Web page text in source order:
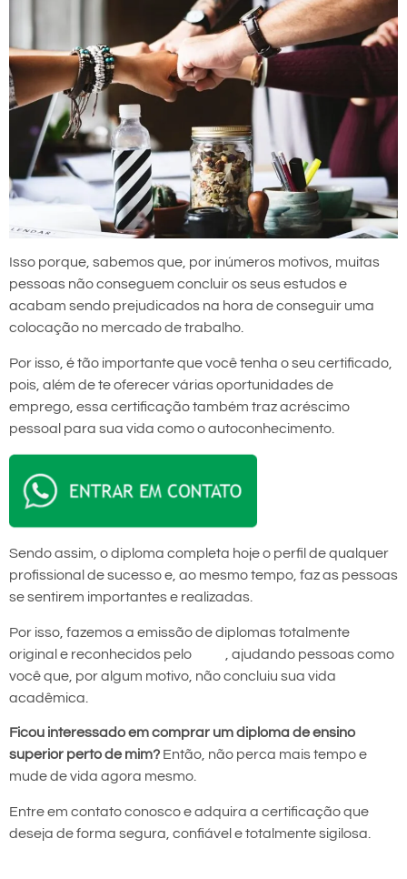
Isso porque, sabemos que, por inúmeros motivos, muitas
pessoas não conseguem concluir os seus estudos e
acabam sendo prejudicados na hora de conseguir uma
colocação no mercado de trabalho.
Por isso, é tão importante que você tenha o seu certificado,
pois, além de te oferecer várias oportunidades de
emprego, essa certificação também traz acréscimo
pessoal para sua vida como o autoconhecimento.
Sendo assim, o diploma completa hoje o perfil de qualquer
profissional de sucesso e, ao mesmo tempo, faz as pessoas
se sentirem importantes e realizadas.
Por isso, fazemos a emissão de diplomas totalmente
original e reconhecidos pelo
, ajudando pessoas como
você que, por algum motivo, não concluiu sua vida
acadêmica.
Ficou interessado em comprar um diploma de ensino
superior perto de mim? Então, não perca mais tempo e
mude de vida agora mesmo.
Entre em contato conosco e adquira a certificação que
deseja de forma segura, confiável e totalmente sigilosa.